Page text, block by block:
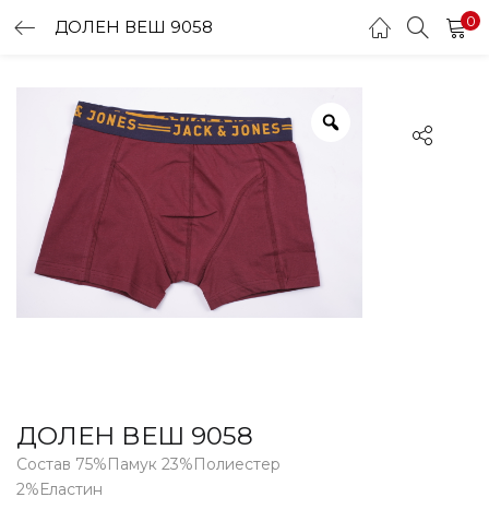
ДОЛЕН ВЕШ 9058 0
ДОЛЕН ВЕШ 9058
Состав 75%Памук 23%Полиестер
2%Еластин
LOGIN
Enter your username and password to login.
Remember me
Login